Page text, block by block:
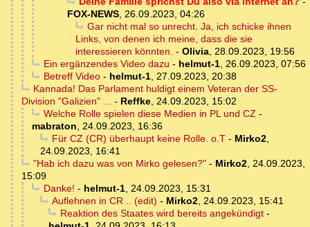
FOX-NEWS 26.09.2023, 04:26
Gar nicht mal so unrecht. Ja, ich schicke ihnen
Links, von denen ich meine, dass die sie
interessieren könnten. - Olivia 28.09.2023, 19:56
Ein ergänzendes Video dazu - helmut-1, 26.09.2023, 07:56
Betreff Video- helmut-1, 27.09.2023, 20:38
Kannada! Das Parlament huldigt einem Veteran der SS-
Division "Galizien" ...
- Reffke 24.09.2023, 15:02
Welche Rolle spielen diese Medien in PL und CZ -
mabraton
24.09.2023, 16:36
Für CZ (CR) überhaupt keine Rolle. o.T- Mirko2,
24.09.2023, 16:41
"Hab ich dazu was von Mirko gelesen?"- Mirko2, 24.09.2023,
15:09
Danke! - helmut-1, 24.09.2023, 15:31
Auflehnen in CR .. (edit) - Mirko2, 24.09.2023, 15:41
Reaktion des Staates wird bereits angekündigt-